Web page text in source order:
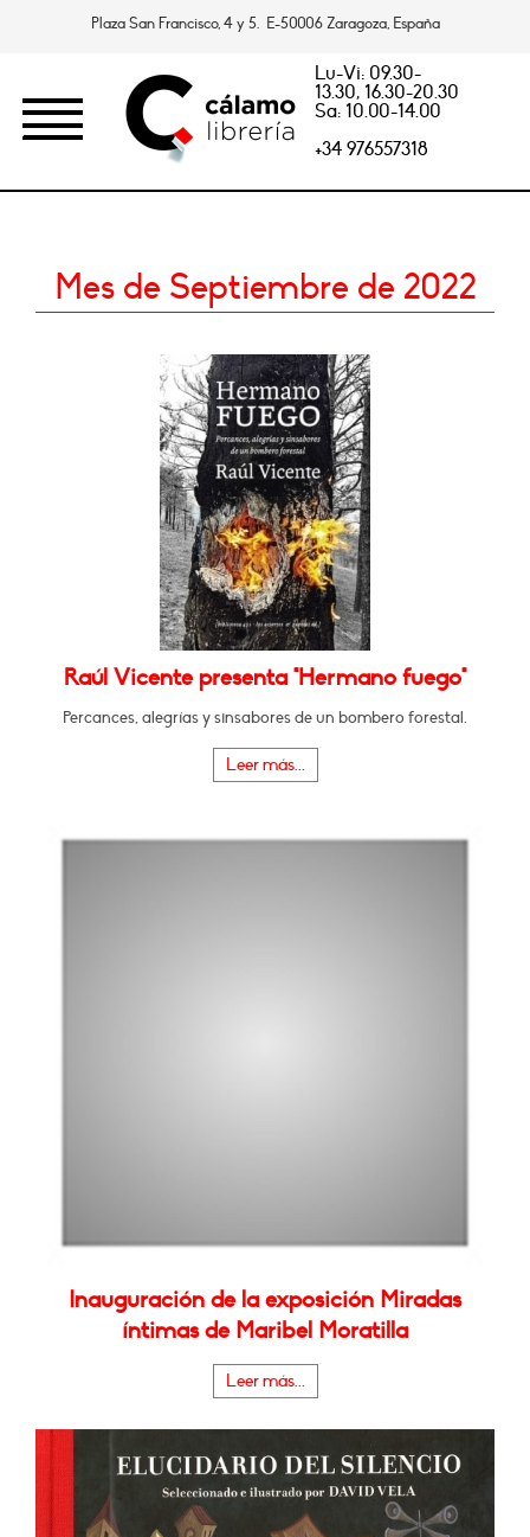
Plaza San Francisco, 4 y 5. E-50006 Zaragoza, España
Lu-Vi: 09.30-
13.30, 16.30-20.30
Sa: 10.00-14.00
+34 976557318
Mes de Septiembre de 2022
Raúl Vicente presenta "Hermano fuego"
Percances, alegrías y sinsabores de un bombero forestal.
Leer más...
Inauguración de la exposición Miradas
íntimas de Maribel Moratilla
Leer más...